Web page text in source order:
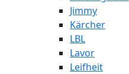
Jimmy
Kärcher
LBL
Lavor
Leifheit